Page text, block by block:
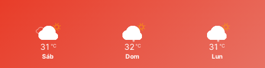
31 ℃
Sáb
32 ℃
Dom
31 ℃
Lun